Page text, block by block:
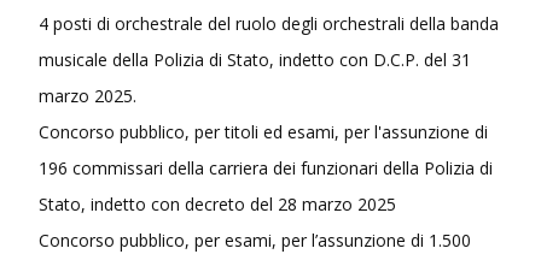
4 posti di orchestrale del ruolo degli orchestrali della banda
musicale della Polizia di Stato, indetto con D.C.P. del 31
marzo 2025.
Concorso pubblico, per titoli ed esami, per l'assunzione di
196 commissari della carriera dei funzionari della Polizia di
Stato, indetto con decreto del 28 marzo 2025
Concorso pubblico, per esami, per l’assunzione di 1.500